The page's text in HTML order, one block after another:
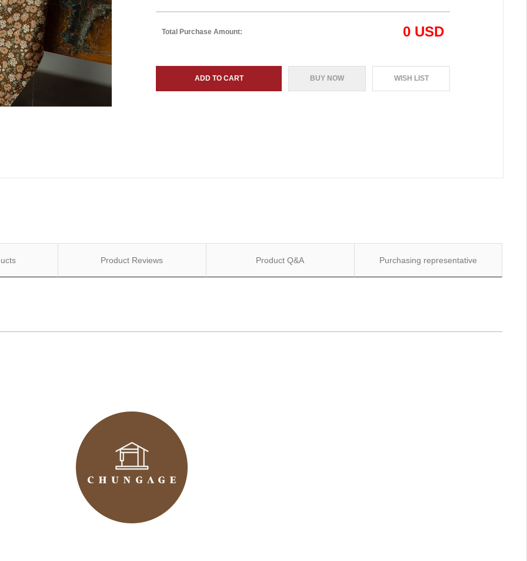
Total Purchase Amount: 0 USD
ADD TO CART BUY NOW WISH LIST
Product Reviews Product Q&A Purchasing representative